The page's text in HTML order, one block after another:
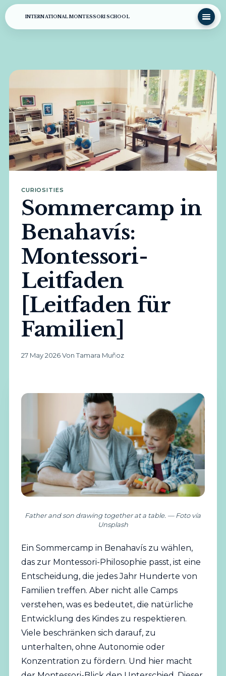
INTERNATIONAL MONTESSORI SCHOOL
CURIOSITIES
Sommercamp in
Benahavís:
Montessori-
Leitfaden
[Leitfaden für
Familien]
27 May 2026·Von Tamara Muñoz
Father and son drawing together at a table. — Foto vía
Unsplash
Ein Sommercamp in Benahavís zu wählen,
das zur Montessori-Philosophie passt, ist eine
Entscheidung, die jedes Jahr Hunderte von
Familien treffen. Aber nicht alle Camps
verstehen, was es bedeutet, die natürliche
Entwicklung des Kindes zu respektieren.
Viele beschränken sich darauf, zu
unterhalten, ohne Autonomie oder
Konzentration zu fördern. Und hier macht